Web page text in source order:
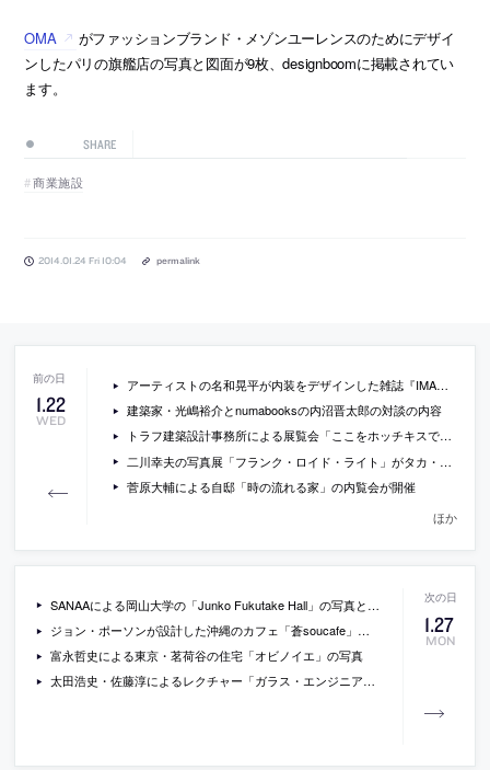
OMA
がファッションブランド・メゾンユーレンスのためにデザイ
ンしたパリの旗艦店の写真と図面が9枚、designboomに掲載されてい
ます。
SHARE
商業施設
2014.01.24 Fri 10:04 permalink
1.22
WED
アーティストの名和晃平が内装をデザインした雑誌『IMA』のコンセプトストアが六本木にオープン
建築家・光嶋裕介とnumabooksの内沼晋太郎の対談の内容
トラフ建築設計事務所による展覧会「ここをホッチキスでとめてください。」の会場写真
二川幸夫の写真展「フランク・ロイド・ライト」がタカ・イシイギャラリー フォトグラフィー/フィルムで開催
菅原大輔による自邸「時の流れる家」の内覧会が開催
ほか
1.27
MON
SANAAによる岡山大学の「Junko Fukutake Hall」の写真と図面など
ジョン・ポーソンが設計した沖縄のカフェ「蒼soucafe」の写真
富永哲史による東京・茗荷谷の住宅「オビノイエ」の写真
太田浩史・佐藤淳によるレクチャー「ガラス・エンジニアリングの歴史・現在・未来」の内容